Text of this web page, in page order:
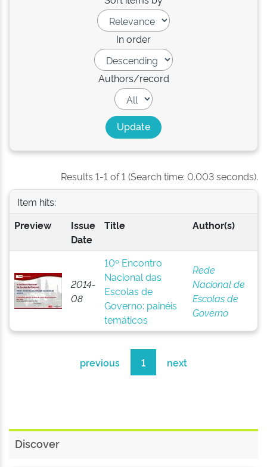
In order
Authors/record
Results 1-1 of 1 (Search time: 0.003 seconds).
Item hits:
Preview
Issue
Date
Title Author(s)
2014-
08
10º Encontro
Nacional das
Escolas de
Governo: painéis
temáticos
Rede
Nacional de
Escolas de
Governo
previous 1 next
Discover